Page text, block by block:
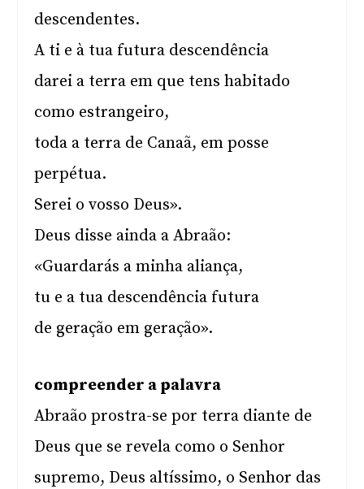
descendentes.
A ti e à tua futura descendência
darei a terra em que tens habitado
como estrangeiro,
toda a terra de Canaã, em posse
perpétua.
Serei o vosso Deus».
Deus disse ainda a Abraão:
«Guardarás a minha aliança,
tu e a tua descendência futura
de geração em geração».
compreender a palavra
Abraão prostra-se por terra diante de
Deus que se revela como o Senhor
supremo, Deus altíssimo, o Senhor das